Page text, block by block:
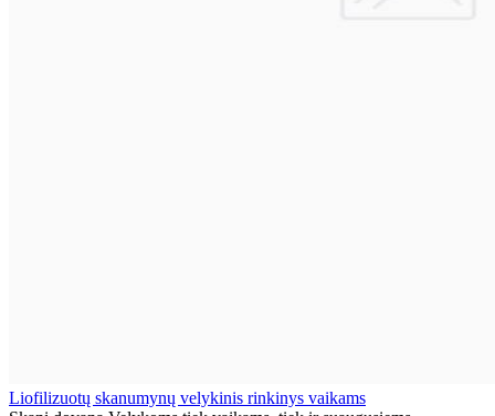
Liofilizuotų skanumynų velykinis rinkinys vaikams